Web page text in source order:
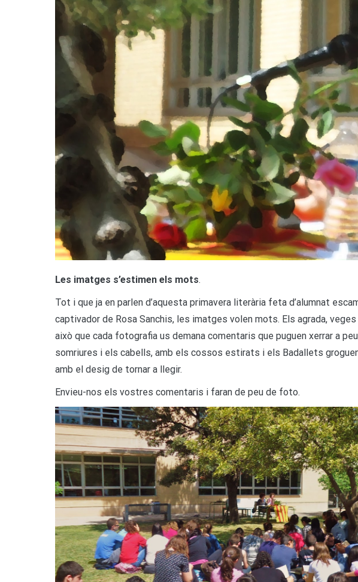
Les imatges s’estimen els mots.
Tot i que ja en parlen d’aquesta primavera literària feta d’alumnat
captivador de Rosa Sanchis, les imatges volen mots. Els agrada,
això que cada fotografia us demana comentaris que puguen xerrar a
somriures i els cabells, amb els cossos estirats i els Badallets
amb el desig de tornar a llegir.
Envieu-nos els vostres comentaris i faran de peu de foto.